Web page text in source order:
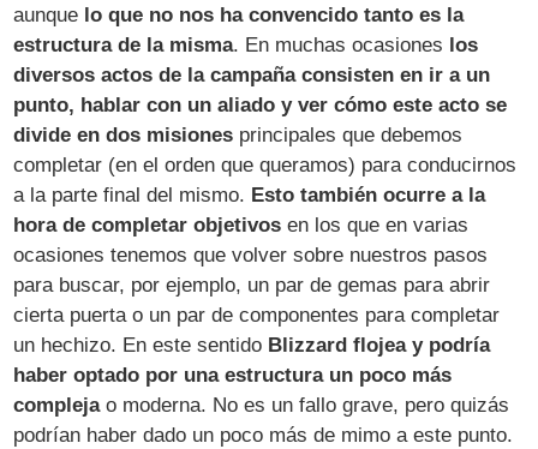
aunque lo que no nos ha convencido tanto es la
estructura de la misma. En muchas ocasiones los
diversos actos de la campaña consisten en ir a un
punto, hablar con un aliado y ver cómo este acto se
divide en dos misiones principales que debemos
completar (en el orden que queramos) para conducirnos
a la parte final del mismo. Esto también ocurre a la
hora de completar objetivos en los que en varias
ocasiones tenemos que volver sobre nuestros pasos
para buscar, por ejemplo, un par de gemas para abrir
cierta puerta o un par de componentes para completar
un hechizo. En este sentido Blizzard flojea y podría
haber optado por una estructura un poco más
complejao moderna. No es un fallo grave, pero quizás
podrían haber dado un poco más de mimo a este punto.